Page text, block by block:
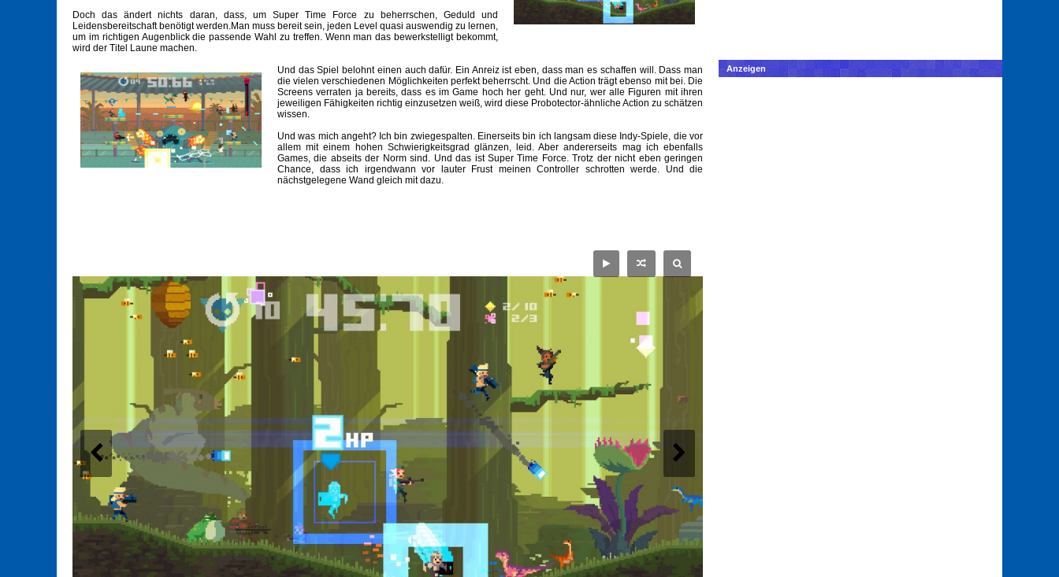
Doch das ändert nichts daran, dass, um Super Time Force zu beherrschen, Geduld und
Leidensbereitschaft benötigt werden.Man muss bereit sein, jeden Level quasi auswendig zu lernen,
um im richtigen Augenblick die passende Wahl zu treffen. Wenn man das bewerkstelligt bekommt,
wird der Titel Laune machen.
Und das Spiel belohnt einen auch dafür. Ein Anreiz ist eben, dass man es schaffen will. Dass man
die vielen verschiedenen Möglichkeiten perfekt beherrscht. Und die Action trägt ebenso mit bei. Die
Screens verraten ja bereits, dass es im Game hoch her geht. Und nur, wer alle Figuren mit ihren
jeweiligen Fähigkeiten richtig einzusetzen weiß, wird diese Probotector-ähnliche Action zu schätzen
wissen.
Und was mich angeht? Ich bin zwiegespalten. Einerseits bin ich langsam diese Indy-Spiele, die vor
allem mit einem hohen Schwierigkeitsgrad glänzen, leid. Aber andererseits mag ich ebenfalls
Games, die abseits der Norm sind. Und das ist Super Time Force. Trotz der nicht eben geringen
Chance, dass ich irgendwann vor lauter Frust meinen Controller schrotten werde. Und die
nächstgelegene Wand gleich mit dazu.
Anzeigen